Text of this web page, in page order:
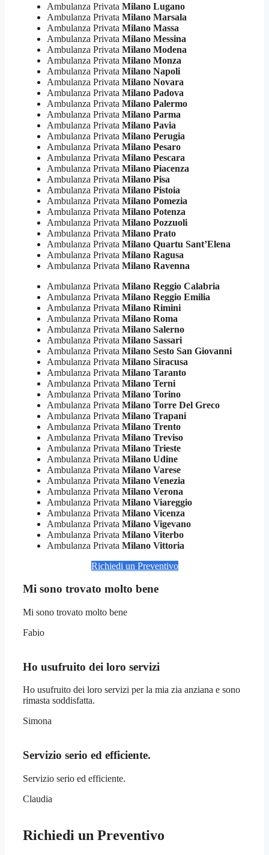
Ambulanza Privata Milano Lugano
Ambulanza Privata Milano Marsala
Ambulanza Privata Milano Massa
Ambulanza Privata Milano Messina
Ambulanza Privata Milano Modena
Ambulanza Privata Milano Monza
Ambulanza Privata Milano Napoli
Ambulanza Privata Milano Novara
Ambulanza Privata Milano Padova
Ambulanza Privata Milano Palermo
Ambulanza Privata Milano Parma
Ambulanza Privata Milano Pavia
Ambulanza Privata Milano Perugia
Ambulanza Privata Milano Pesaro
Ambulanza Privata Milano Pescara
Ambulanza Privata Milano Piacenza
Ambulanza Privata Milano Pisa
Ambulanza Privata Milano Pistoia
Ambulanza Privata Milano Pomezia
Ambulanza Privata Milano Potenza
Ambulanza Privata Milano Pozzuoli
Ambulanza Privata Milano Prato
Ambulanza Privata Milano Quartu Sant’Elena
Ambulanza Privata Milano Ragusa
Ambulanza Privata Milano Ravenna
Ambulanza Privata Milano Reggio Calabria
Ambulanza Privata Milano Reggio Emilia
Ambulanza Privata Milano Rimini
Ambulanza Privata Milano Roma
Ambulanza Privata Milano Salerno
Ambulanza Privata Milano Sassari
Ambulanza Privata Milano Sesto San Giovanni
Ambulanza Privata Milano Siracusa
Ambulanza Privata Milano Taranto
Ambulanza Privata Milano Terni
Ambulanza Privata Milano Torino
Ambulanza Privata Milano Torre Del Greco
Ambulanza Privata Milano Trapani
Ambulanza Privata Milano Trento
Ambulanza Privata Milano Treviso
Ambulanza Privata Milano Trieste
Ambulanza Privata Milano Udine
Ambulanza Privata Milano Varese
Ambulanza Privata Milano Venezia
Ambulanza Privata Milano Verona
Ambulanza Privata Milano Viareggio
Ambulanza Privata Milano Vicenza
Ambulanza Privata Milano Vigevano
Ambulanza Privata Milano Viterbo
Ambulanza Privata Milano Vittoria
Richiedi un Preventivo
Mi sono trovato molto bene
Mi sono trovato molto bene
Fabio
Ho usufruito dei loro servizi
Ho usufruito dei loro servizi per la mia zia anziana e sono
rimasta soddisfatta.
Simona
Servizio serio ed efficiente.
Servizio serio ed efficiente.
Claudia
Richiedi un Preventivo